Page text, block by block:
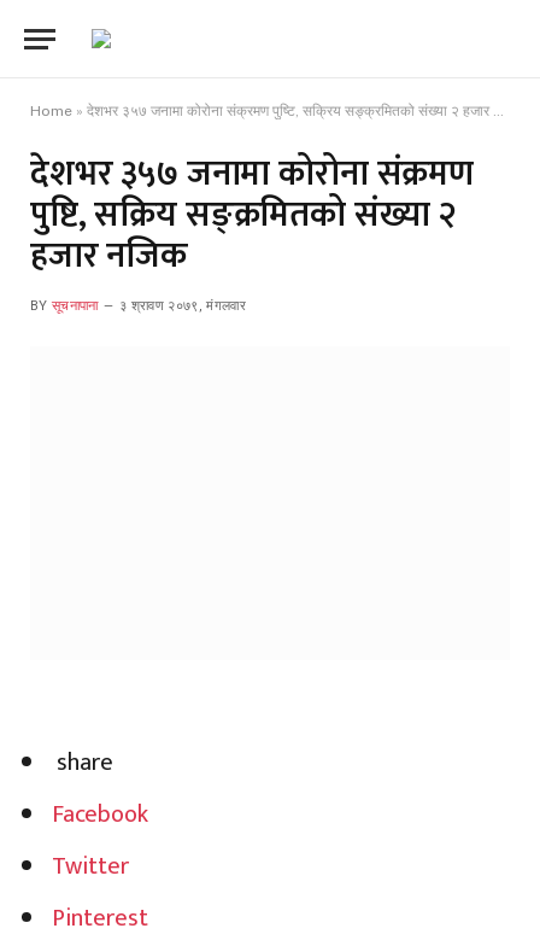
Home » देशभर ३५७ जनामा कोरोना संक्रमण पुष्टि, सक्रिय सङ्क्रमितको संख्या २ हजार नजिक
देशभर ३५७ जनामा कोरोना संक्रमण
पुष्टि, सक्रिय सङ्क्रमितको संख्या २
हजार नजिक
BY सूचनापाना ३ श्रावण २०७९, मंगलवार
share
Facebook
Twitter
Pinterest